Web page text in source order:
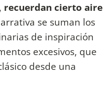
recuerdan cierto aire
se suman los
de inspiración
excesivos, que
desde una